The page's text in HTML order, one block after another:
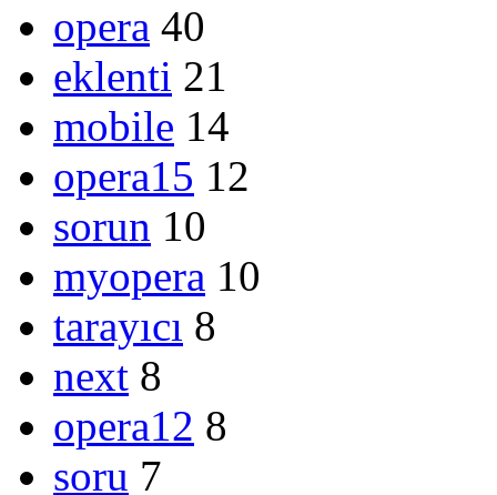
opera 40
eklenti 21
mobile 14
opera15 12
sorun 10
myopera 10
tarayıcı 8
next 8
opera12 8
soru 7